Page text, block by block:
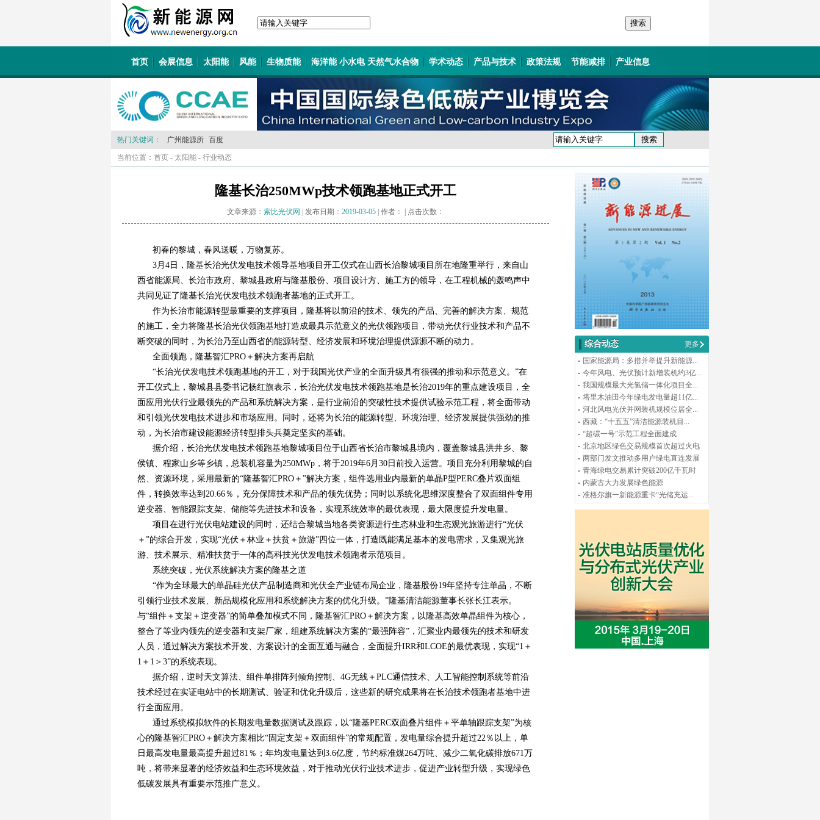
首页 会展信息 太阳能 风能 生物质能 海洋能 小水电 天然气水合物 学术动态 产品与技术 政策法规 节能减排 产业信息
热门关键词： 广州能源所 百度
当前位置： 首页 - 太阳能 - 行业动态
隆基长治250MWp技术领跑基地正式开工
文章来源： 索比光伏网 | 发布日期： 2019-03-05 | 作者： | 点击次数：
初春的黎城，春风送暖，万物复苏。
3月4日，隆基长治光伏发电技术领导基地项目开工仪式在山西长治黎城项目所在地隆重举行，来自山
西省能源局、长治市政府、黎城县政府与隆基股份、项目设计方、施工方的领导，在工程机械的轰鸣声中
共同见证了隆基长治光伏发电技术领跑者基地的正式开工。
作为长治市能源转型最重要的支撑项目，隆基将以前沿的技术、领先的产品、完善的解决方案、规范
的施工，全力将隆基长治光伏领跑基地打造成最具示范意义的光伏领跑项目，带动光伏行业技术和产品不
断突破的同时，为长治乃至山西省的能源转型、经济发展和环境治理提供源源不断的动力。
全面领跑，隆基智汇PRO＋解决方案再启航
“长治光伏发电技术领跑基地的开工，对于我国光伏产业的全面升级具有很强的推动和示范意义。”在
开工仪式上，黎城县县委书记杨红旗表示，长治光伏发电技术领跑基地是长治2019年的重点建设项目，全
面应用光伏行业最领先的产品和系统解决方案，是行业前沿的突破性技术提供试验示范工程，将全面带动
和引领光伏发电技术进步和市场应用。同时，还将为长治的能源转型、环境治理、经济发展提供强劲的推
动，为长治市建设能源经济转型排头兵奠定坚实的基础。
据介绍，长治光伏发电技术领跑基地黎城项目位于山西省长治市黎城县境内，覆盖黎城县洪井乡、黎
侯镇、程家山乡等乡镇，总装机容量为250MWp，将于2019年6月30日前投入运营。项目充分利用黎城的自
然、资源环境，采用最新的“隆基智汇PRO＋”解决方案，组件选用业内最新的单晶P型PERC叠片双面组
件，转换效率达到20.66％，充分保障技术和产品的领先优势；同时以系统化思维深度整合了双面组件专用
逆变器、智能跟踪支架、储能等先进技术和设备，实现系统效率的最优表现，最大限度提升发电量。
项目在进行光伏电站建设的同时，还结合黎城当地各类资源进行生态林业和生态观光旅游进行“光伏
＋”的综合开发，实现“光伏＋林业＋扶贫＋旅游”四位一体，打造既能满足基本的发电需求，又集观光旅
游、技术展示、精准扶贫于一体的高科技光伏发电技术领跑者示范项目。
系统突破，光伏系统解决方案的隆基之道
“作为全球最大的单晶硅光伏产品制造商和光伏全产业链布局企业，隆基股份19年坚持专注单晶，不断
引领行业技术发展、新品规模化应用和系统解决方案的优化升级。”隆基清洁能源董事长张长江表示。
与“组件＋支架＋逆变器”的简单叠加模式不同，隆基智汇PRO＋解决方案，以隆基高效单晶组件为核心，
整合了等业内领先的逆变器和支架厂家，组建系统解决方案的“最强阵容”，汇聚业内最领先的技术和研发
人员，通过解决方案技术开发、方案设计的全面互通与融合，全面提升IRR和LCOE的最优表现，实现“1＋
1＋1＞3”的系统表现。
据介绍，逆时天文算法、组件单排阵列倾角控制、4G无线＋PLC通信技术、人工智能控制系统等前沿
技术经过在实证电站中的长期测试、验证和优化升级后，这些新的研究成果将在长治技术领跑者基地中进
行全面应用。
通过系统模拟软件的长期发电量数据测试及跟踪，以“隆基PERC双面叠片组件＋平单轴跟踪支架”为核
心的隆基智汇PRO＋解决方案相比“固定支架＋双面组件”的常规配置，发电量综合提升超过22％以上，单
日最高发电量最高提升超过81％；年均发电量达到3.6亿度，节约标准煤264万吨、减少二氧化碳排放671万
吨，将带来显著的经济效益和生态环境效益，对于推动光伏行业技术进步，促进产业转型升级，实现绿色
低碳发展具有重要示范推广意义。
综合动态
更多
国家能源局：多措并举提升新能源...
今年风电、光伏预计新增装机约3亿...
我国规模最大光氢储一体化项目全...
塔里木油田今年绿电发电量超11亿...
河北风电光伏并网装机规模位居全...
西藏：“十五五”清洁能源装机目...
“超碳一号”示范工程全面建成
北京地区绿色交易规模首次超过火电
两部门发文推动多用户绿电直连发展
青海绿电交易累计突破200亿千瓦时
内蒙古大力发展绿色能源
准格尔旗一新能源重卡“光储充运...